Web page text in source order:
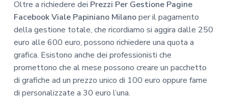
Oltre a richiedere dei Prezzi Per Gestione Pagine
Facebook Viale Papiniano Milanoper il pagamento
della gestione totale, che ricordiamo si aggira dalle 250
euro alle 600 euro, possono richiedere una quota a
grafica. Esistono anche dei professionisti che
promettono che al mese possono creare un pacchetto
di grafiche ad un prezzo unico di 100 euro oppure farne
di personalizzate a 30 euro l’una.